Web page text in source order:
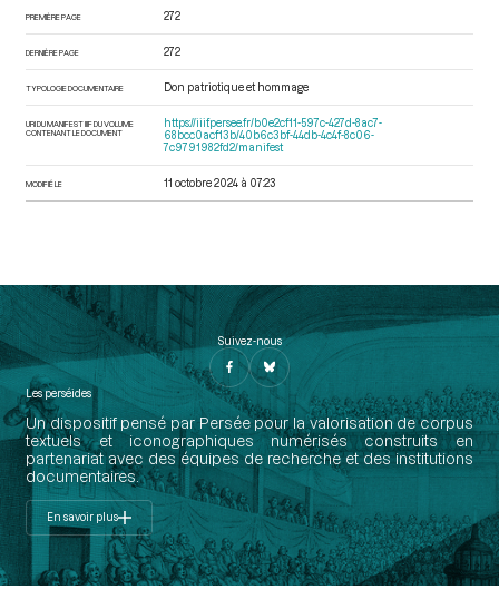
PREMIÈRE PAGE 272
DERNIÈRE PAGE 272
TYPOLOGIE DOCUMENTAIRE Don patriotique et hommage
URI DU MANIFEST IIIF DU VOLUME
CONTENANT LE DOCUMENT
https://iiif.persee.fr/b0e2cf11-597c-427d-8ac7-
68bcc0acf13b/40b6c3bf-44db-4c4f-8c06-
7c9791982fd2/manifest
MODIFIÉ LE 11 octobre 2024 à 07:23
Suivez-nous
Les perséides
Un dispositif pensé par Persée pour la valorisation de corpus
textuels et iconographiques numérisés construits en
partenariat avec des équipes de recherche et des institutions
documentaires.
En savoir plus